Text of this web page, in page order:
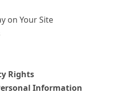
on Your Site
Rights
Information